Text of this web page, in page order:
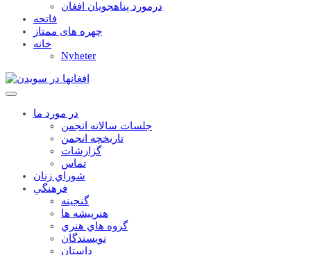
درمورد پناهجويان افغان
فاتحه
چهره های ممتاز
خانه
Nyheter
در مورد ما
جلسات سالانه انجمن
تاریخچه انجمن
گزارشات
تماس
شوراي زنان
فرهنگي
گنجينه
هنرپيشه ها
گروه هاي هنري
نويسندگان
داستان